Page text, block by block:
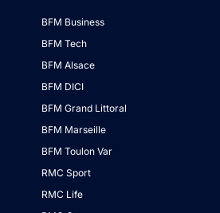
BFM Business
BFM Tech
BFM Alsace
BFM DICI
BFM Grand Littoral
BFM Marseille
BFM Toulon Var
RMC Sport
RMC Life